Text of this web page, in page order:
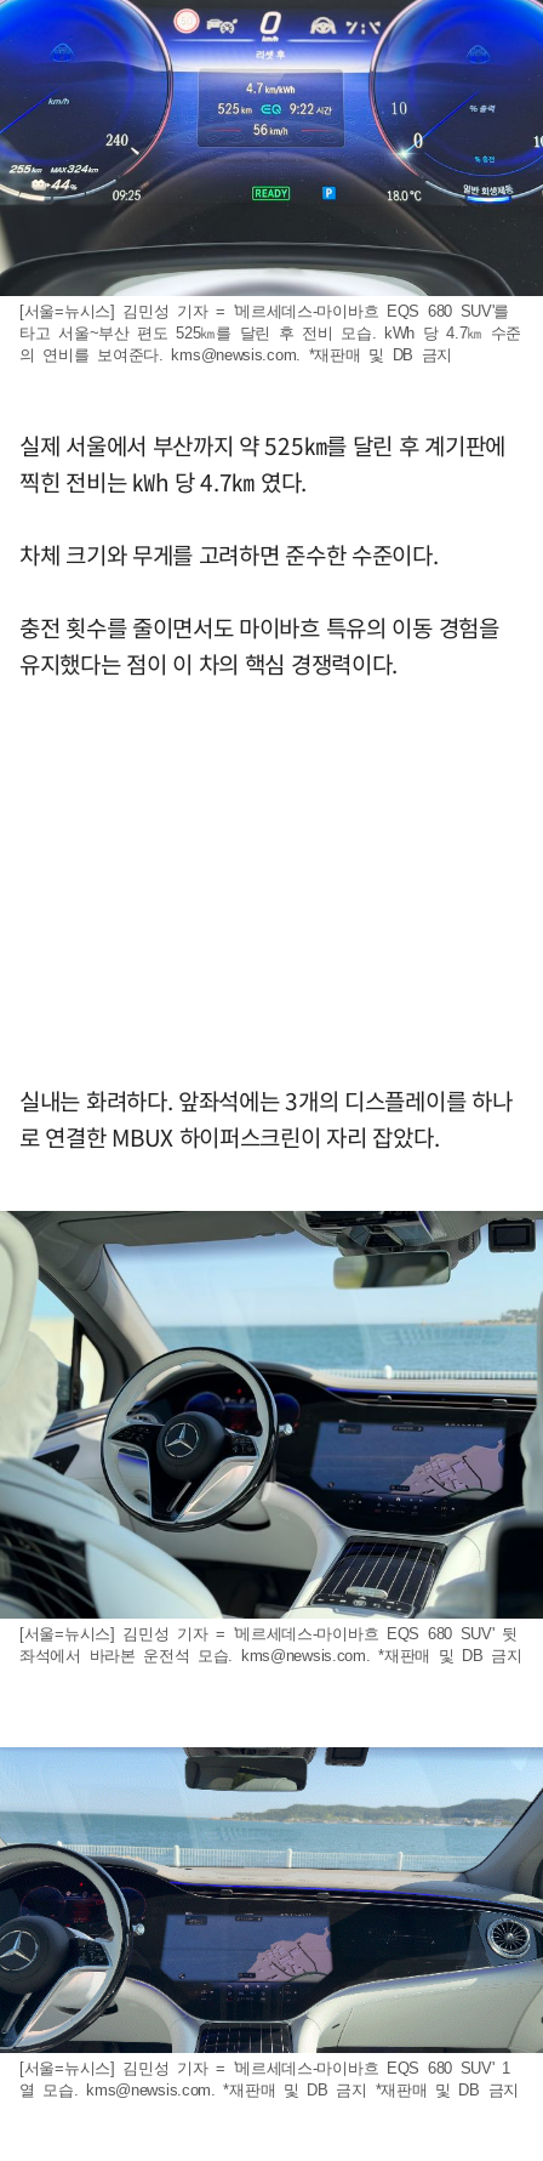
[서울=뉴시스] 김민성 기자 = '메르세데스-마이바흐 EQS 680 SUV'를
타고 서울~부산 편도 525㎞를 달린 후 전비 모습. kWh 당 4.7㎞ 수준
의 연비를 보여준다. kms@newsis.com . *재판매 및 DB 금지
실제 서울에서 부산까지 약 525㎞를 달린 후 계기판에
찍힌 전비는 ㎾h 당 4.7㎞ 였다.
차체 크기와 무게를 고려하면 준수한 수준이다.
충전 횟수를 줄이면서도 마이바흐 특유의 이동 경험을
유지했다는 점이 이 차의 핵심 경쟁력이다.
실내는 화려하다. 앞좌석에는 3개의 디스플레이를 하나
로 연결한 MBUX 하이퍼스크린이 자리 잡았다.
[서울=뉴시스] 김민성 기자 = '메르세데스-마이바흐 EQS 680 SUV' 뒷
좌석에서 바라본 운전석 모습. kms@newsis.com . *재판매 및 DB 금지
[서울=뉴시스] 김민성 기자 = '메르세데스-마이바흐 EQS 680 SUV' 1
열 모습. kms@newsis.com . *재판매 및 DB 금지 *재판매 및 DB 금지